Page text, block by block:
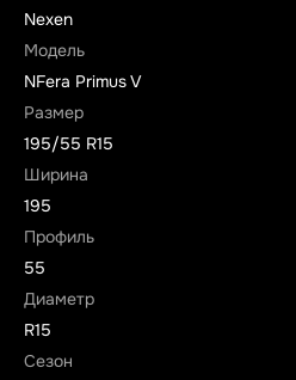
Nexen
Модель
NFera Primus V
Размер
195/55 R15
Ширина
195
Профиль
55
Диаметр
R15
Сезон